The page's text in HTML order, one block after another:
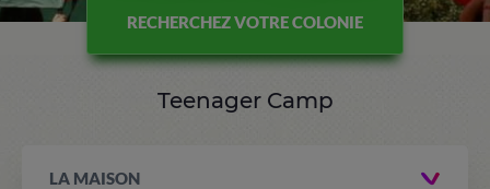
RECHERCHEZ VOTRE COLONIE
Teenager Camp
LA MAISON